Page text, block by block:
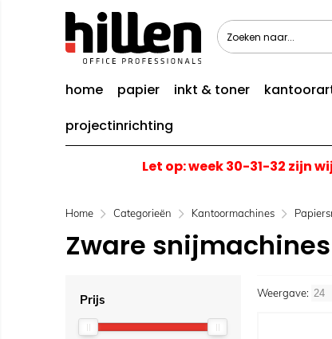
home papier inkt & toner
projectinrichting
Let op: week 30-31-32 zijn
Home Categorieën Kantoormachines
Zware snijmachines
Prijs Weergave: